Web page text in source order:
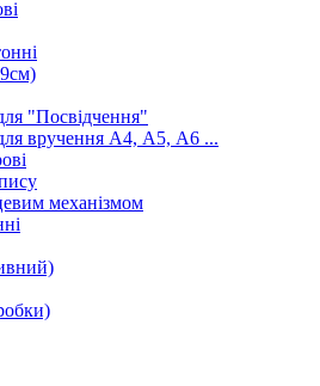
"Посвідчення"
вручення А4, А5, А6 ...
механізмом